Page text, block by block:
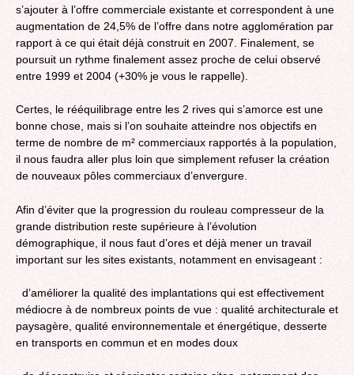
s’ajouter à l’offre commerciale existante et correspondent à une
augmentation de 24,5% de l’offre dans notre agglomération par
rapport à ce qui était déjà construit en 2007. Finalement, se
poursuit un rythme finalement assez proche de celui observé
entre 1999 et 2004 (+30% je vous le rappelle).
Certes, le rééquilibrage entre les 2 rives qui s’amorce est une
bonne chose, mais si l’on souhaite atteindre nos objectifs en
terme de nombre de m² commerciaux rapportés à la population,
il nous faudra aller plus loin que simplement refuser la création
de nouveaux pôles commerciaux d’envergure.
Afin d’éviter que la progression du rouleau compresseur de la
grande distribution reste supérieure à l’évolution
démographique, il nous faut d’ores et déjà mener un travail
important sur les sites existants, notamment en envisageant :
d’améliorer la qualité des implantations qui est effectivement
médiocre à de nombreux points de vue : qualité architecturale et
paysagère, qualité environnementale et énergétique, desserte
en transports en commun et en modes doux